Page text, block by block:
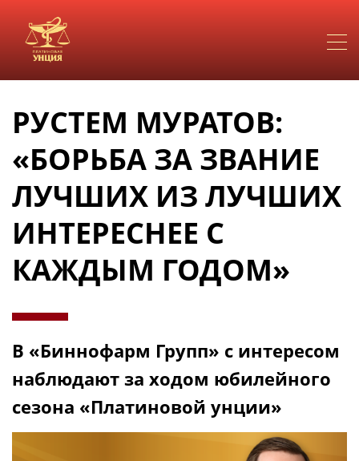
РУСТЕМ МУРАТОВ:
«БОРЬБА ЗА ЗВАНИЕ
ЛУЧШИХ ИЗ ЛУЧШИХ
ИНТЕРЕСНЕЕ С
КАЖДЫМ ГОДОМ»
В «Биннофарм Групп» с интересом
наблюдают за ходом юбилейного
сезона «Платиновой унции»